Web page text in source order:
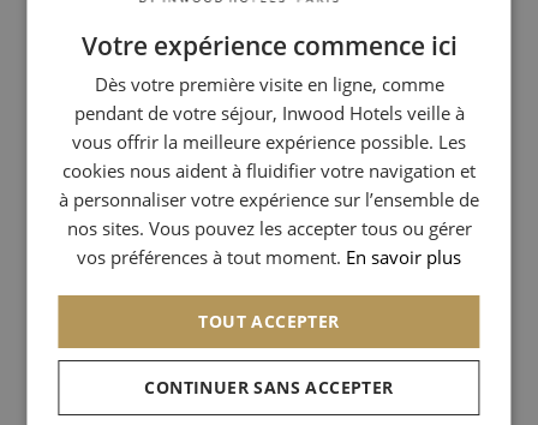
VINTAGE CLOTHING.Connus pour leur durabilité et qualité élevée,
les jeans Levi’s resteront dans votre garde-robe pour plusieurs
Pour la plage ou vos promenades estivales, le jean blanc se décline
également en short. Avec des baskets classiques, celui-ci aura fière
allure en ville, à la campagne ou en bord de mer.
Mesdames, ne vous en faites pas, le jean blanc reste aussi un
intemporel pour vos garde-robes estivales ! Avec des sandales, à
talon ou non, et des petits hauts colorés, vos jeans blancs
rehausseront vos pièces favorites.
Découvrez les meilleures adresses shopping pour trouver votre
jean blanc lors de votre prochaine escapade parisienne.
FRENCH
ENGLISH
ITALIAN
GERMAN
SPANISH
CHINESE (SIMPLIFIED)
Votre expérience commence ici
Dès votre première visite en ligne, comme
pendant de votre séjour, Inwood Hotels veille à
vous offrir la meilleure expérience possible. Les
cookies nous aident à fluidifier votre navigation et
à personnaliser votre expérience sur l’ensemble de
nos sites. Vous pouvez les accepter tous ou gérer
vos préférences à tout moment. En savoir plus
TOUT ACCEPTER
CONTINUER SANS ACCEPTER